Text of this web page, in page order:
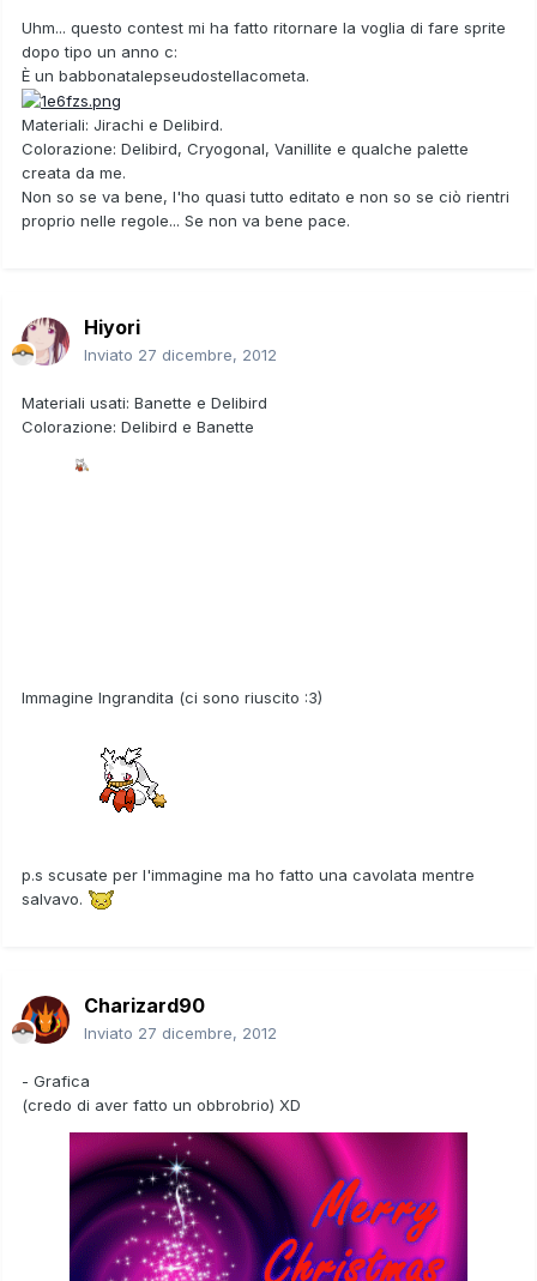
Uhm... questo contest mi ha fatto ritornare la voglia di fare sprite
dopo tipo un anno c:
È un babbonatalepseudostellacometa.
Materiali: Jirachi e Delibird.
Colorazione: Delibird, Cryogonal, Vanillite e qualche palette
creata da me.
Non so se va bene, l'ho quasi tutto editato e non so se ciò rientri
proprio nelle regole... Se non va bene pace.
Hiyori
Inviato 27 dicembre, 2012
Materiali usati: Banette e Delibird
Colorazione: Delibird e Banette
Immagine Ingrandita (ci sono riuscito :3)
p.s scusate per l'immagine ma ho fatto una cavolata mentre
salvavo.
Charizard90
Inviato 27 dicembre, 2012
- Grafica
(credo di aver fatto un obbrobrio) XD